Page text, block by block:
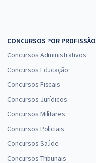
CONCURSOS POR PROFISSÃO
Concursos Administrativos
Concursos Educação
Concursos Fiscais
Concursos Jurídicos
Concursos Militares
Concursos Policiais
Concursos Saúde
Concursos Tribunais